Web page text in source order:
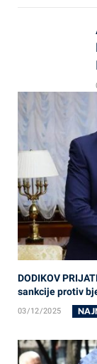
DODIKOV
sankcije protiv
03/12/2025